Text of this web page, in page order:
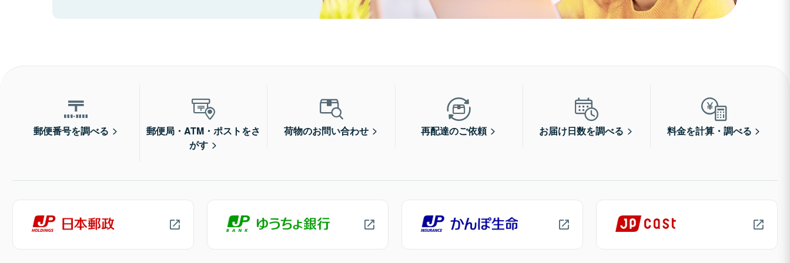
郵便番号を調べる
郵便局・ATM・ポストをさ
がす
荷物のお問い合わせ 再配達のご依頼 お届け日数を調べる 料金を計算・調べる